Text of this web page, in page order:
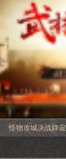
怪物攻城决战静寂